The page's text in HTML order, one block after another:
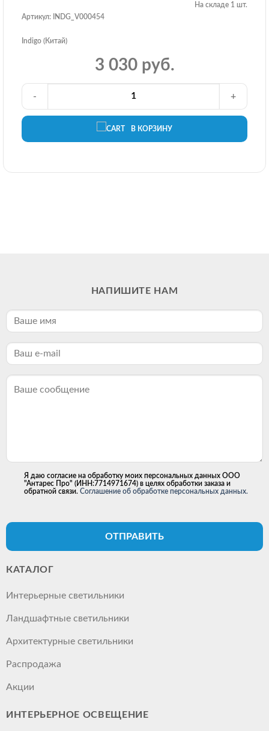
На складе 1 шт.
Артикул: INDG_V000454
Indigo (Китай)
3 030 руб.
В КОРЗИНУ
- +
НАПИШИТЕ НАМ
Я даю согласие на обработку моих персональных данных ООО
"Антарес Про" (ИНН:7714971674) в целях обработки заказа и
обратной связи. Соглашение об обработке персональных данных.
ОТПРАВИТЬ
КАТАЛОГ
Интерьерные светильники
Ландшафтные светильники
Архитектурные светильники
Распродажа
Акции
ИНТЕРЬЕРНОЕ ОСВЕЩЕНИЕ